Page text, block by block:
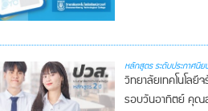
หลักสูตร ระดับประกาศนี
วิทยาลัยเทคโนโล
รอบวันอาทิตย์ คุณ